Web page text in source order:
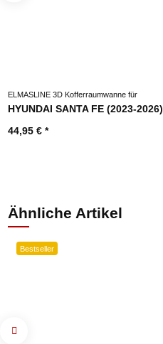
ELMASLINE 3D Kofferraumwanne für
HYUNDAI SANTA FE (2023-2026)
44,95 €*
Ähnliche Artikel
Bestseller